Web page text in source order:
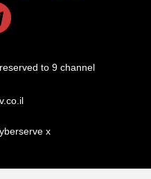
to 9 channel
x